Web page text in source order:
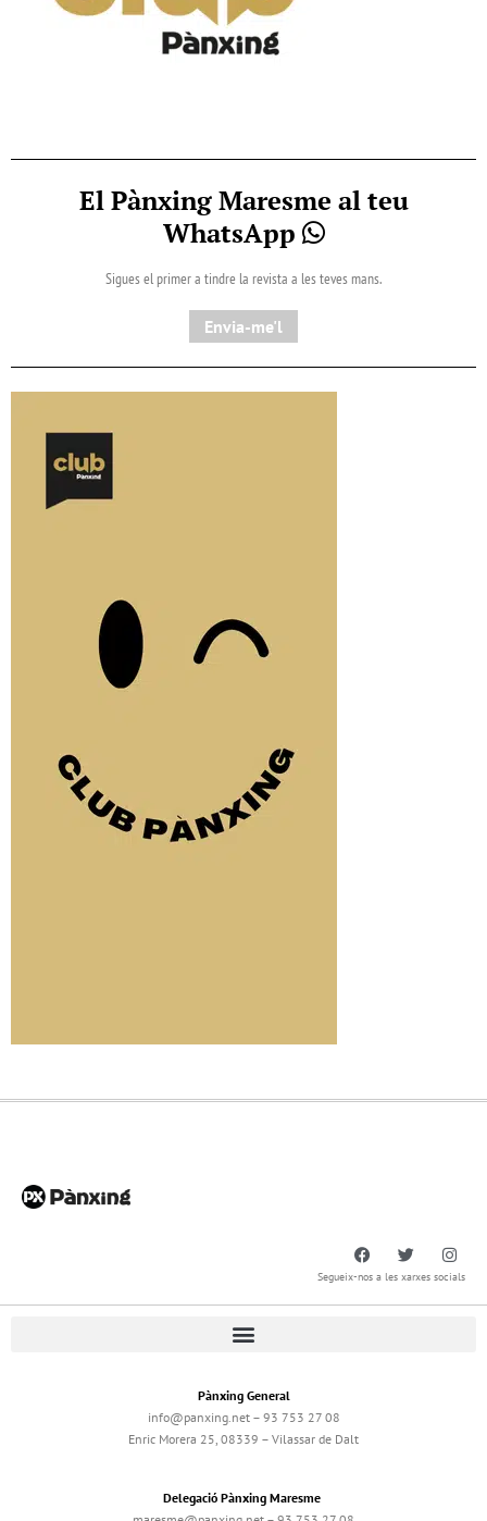
El Pànxing Maresme al teu
WhatsApp
Sigues el primer a tindre la revista a les teves mans.
Envia-me'l
Segueix-nos a les xarxes socials
Pànxing General
info@panxing.net – 93 753 27 08
Enric Morera 25, 08339 – Vilassar de Dalt
Delegació Pànxing Maresme